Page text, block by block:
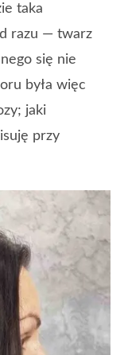
taka
razu — twarz
się nie
była więc
jaki
przy